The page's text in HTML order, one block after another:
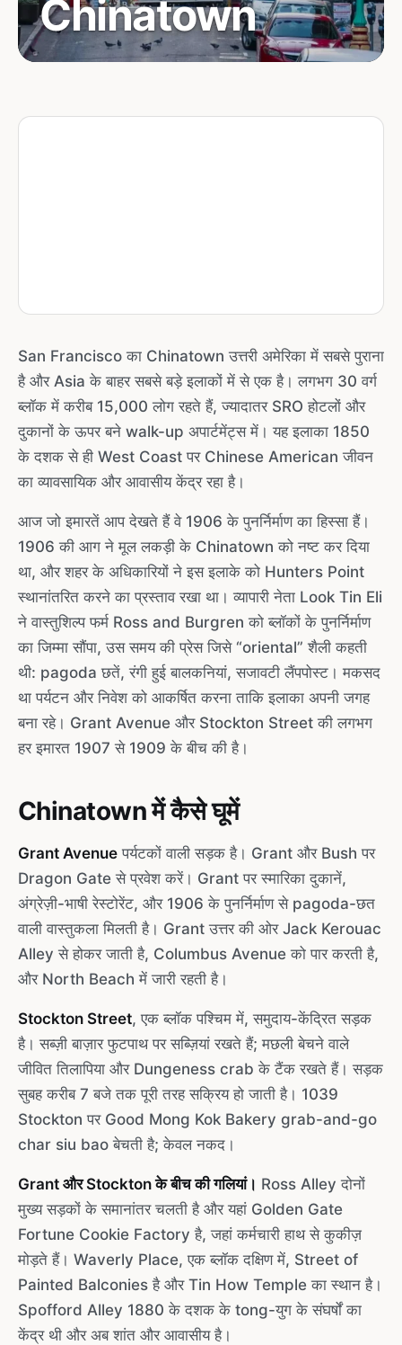
Chinatown
San Francisco का Chinatown उत्तरी अमेरिका में सबसे पुराना
है और Asia के बाहर सबसे बड़े इलाकों में से एक है। लगभग 30 वर्ग
ब्लॉक में करीब 15,000 लोग रहते हैं, ज्यादातर SRO होटलों और
दुकानों के ऊपर बने walk-up अपार्टमेंट्स में। यह इलाका 1850
के दशक से ही West Coast पर Chinese American जीवन
का व्यावसायिक और आवासीय केंद्र रहा है।
आज जो इमारतें आप देखते हैं वे 1906 के पुनर्निर्माण का हिस्सा हैं।
1906 की आग ने मूल लकड़ी के Chinatown को नष्ट कर दिया
था, और शहर के अधिकारियों ने इस इलाके को Hunters Point
स्थानांतरित करने का प्रस्ताव रखा था। व्यापारी नेता Look Tin Eli
ने वास्तुशिल्प फर्म Ross and Burgren को ब्लॉकों के पुनर्निर्माण
का जिम्मा सौंपा, उस समय की प्रेस जिसे “oriental” शैली कहती
थी: pagoda छतें, रंगी हुई बालकनियां, सजावटी लैंपपोस्ट। मकसद
था पर्यटन और निवेश को आकर्षित करना ताकि इलाका अपनी जगह
बना रहे। Grant Avenue और Stockton Street की लगभग
हर इमारत 1907 से 1909 के बीच की है।
Chinatown में कैसे घूमें
Grant Avenue पर्यटकों वाली सड़क है। Grant और Bush पर
Dragon Gate से प्रवेश करें। Grant पर स्मारिका दुकानें,
अंग्रेज़ी-भाषी रेस्टोरेंट, और 1906 के पुनर्निर्माण से pagoda-छत
वाली वास्तुकला मिलती है। Grant उत्तर की ओर Jack Kerouac
Alley से होकर जाती है, Columbus Avenue को पार करती है,
और North Beach में जारी रहती है।
Stockton Street, एक ब्लॉक पश्चिम में, समुदाय-केंद्रित सड़क
है। सब्ज़ी बाज़ार फुटपाथ पर सब्ज़ियां रखते हैं; मछली बेचने वाले
जीवित तिलापिया और Dungeness crab के टैंक रखते हैं। सड़क
सुबह करीब 7 बजे तक पूरी तरह सक्रिय हो जाती है। 1039
Stockton पर Good Mong Kok Bakery grab-and-go
char siu bao बेचती है; केवल नकद।
Grant और Stockton के बीच की गलियां। Ross Alley दोनों
मुख्य सड़कों के समानांतर चलती है और यहां Golden Gate
Fortune Cookie Factory है, जहां कर्मचारी हाथ से कुकीज़
मोड़ते हैं। Waverly Place, एक ब्लॉक दक्षिण में, Street of
Painted Balconies है और Tin How Temple का स्थान है।
Spofford Alley 1880 के दशक के tong-युग के संघर्षों का
केंद्र थी और अब शांत और आवासीय है।